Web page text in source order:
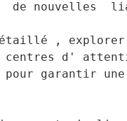
de nouvelles
,
centres d'
garantir une